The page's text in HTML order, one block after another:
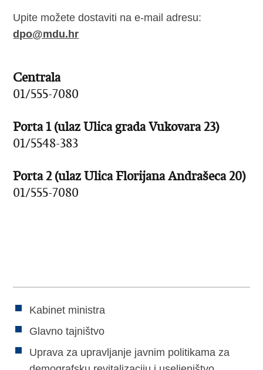
Upite možete dostaviti na e-mail adresu:
dpo@mdu.hr
Centrala
01/555-7080
Porta 1 (ulaz Ulica grada Vukovara 23)
01/5548-383
Porta 2 (ulaz Ulica Florijana Andrašeca 20)
01/555-7080
Kabinet ministra
Glavno tajništvo
Uprava za upravljanje javnim politikama za